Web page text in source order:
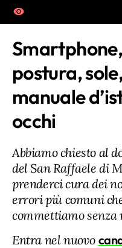
postura,
manuale
occhi
Abbiamo chiesto al
del San Raffaele di
prenderci cura dei
errori più comuni
commettiamo senza
Entra nel nuovo